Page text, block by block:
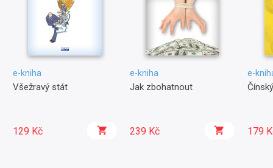
e-kniha
Všežravý stát
129 Kč
e-kniha
Jak zbohatnout
239 Kč
e-
179